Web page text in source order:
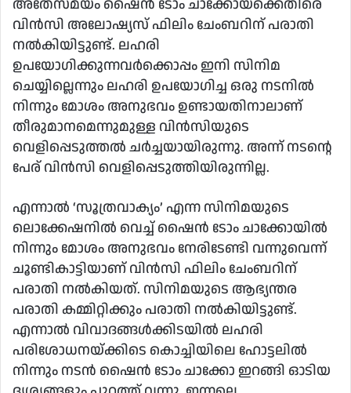
അതേസമയം ഷൈന്‍ ടോം ചാക്കോയ്‌ക്കെതിരെ
വിന്‍സി അലോഷ്യസ് ഫിലിം ചേംബറിന് പരാതി
നല്‍കിയിട്ടുണ്ട്. ലഹരി
ഉപയോഗിക്കുന്നവര്‍ക്കൊപ്പം ഇനി സിനിമ
ചെയ്യില്ലെന്നും ലഹരി ഉപയോഗിച്ച ഒരു നടനില്‍
നിന്നും മോശം അനുഭവം ഉണ്ടായതിനാലാണ്
തീരുമാനമെന്നുമുള്ള വിന്‍സിയുടെ
വെളിപ്പെടുത്തല്‍ ചര്‍ച്ചയായിരുന്നു. അന്ന് നടന്റെ
പേര് വിന്‍സി വെളിപ്പെടുത്തിയിരുന്നില്ല.
എന്നാല്‍ ‘സൂത്രവാക്യം’ എന്ന സിനിമയുടെ
ലൊക്കേഷനില്‍ വെച്ച് ഷൈന്‍ ടോം ചാക്കോയില്‍
നിന്നും മോശം അനുഭവം നേരിടേണ്ടി വന്നുവെന്ന്
ചൂണ്ടികാട്ടിയാണ് വിന്‍സി ഫിലിം ചേംബറിന്
പരാതി നല്‍കിയത്. സിനിമയുടെ ആഭ്യന്തര
പരാതി കമ്മിറ്റിക്കും പരാതി നല്‍കിയിട്ടുണ്ട്.
എന്നാല്‍ വിവാദങ്ങള്‍ക്കിടയില്‍ ലഹരി
പരിശോധനയ്ക്കിടെ കൊച്ചിയിലെ ഹോട്ടലില്‍
നിന്നും നടന്‍ ഷൈന്‍ ടോം ചാക്കോ ഇറങ്ങി ഓടിയ